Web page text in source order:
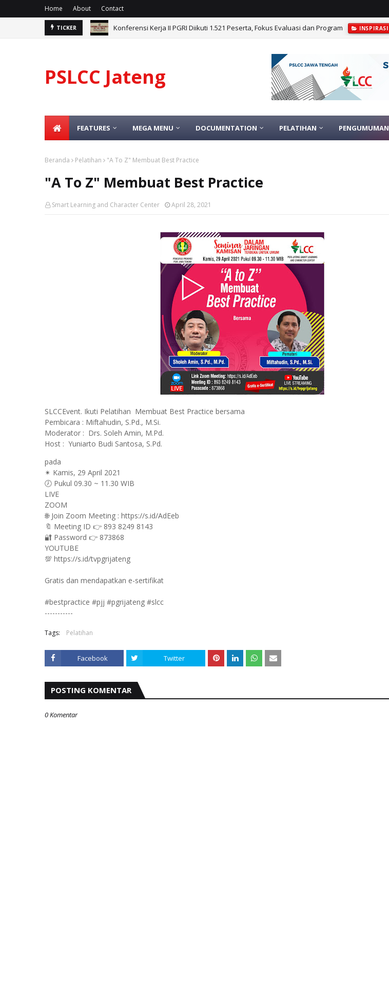
Home About Contact
TICKER Konferensi Kerja II PGRI Diikuti 1.521 Peserta, Fokus Evaluasi dan Program INSPIRASI
PSLCC Jateng
FEATURES MEGA MENU DOCUMENTATION PELATIHAN PENGUMUMAN
Beranda Pelatihan "A To Z" Membuat Best Practice
"A To Z" Membuat Best Practice
Smart Learning and Character Center April 28, 2021
SLCCEvent. Ikuti Pelatihan Membuat Best Practice bersama
Pembicara : Miftahudin, S.Pd., M.Si.
Moderator : Drs. Soleh Amin, M.Pd.
Host : Yuniarto Budi Santosa, S.Pd.
pada
✴ Kamis, 29 April 2021
🕖 Pukul 09.30 ~ 11.30 WIB
LIVE
ZOOM
🌐 Join Zoom Meeting : https://s.id/AdEeb
🔖 Meeting ID 👉 893 8249 8143
🔐 Password 👉 873868
YOUTUBE
💯 https://s.id/tvpgrijateng
Gratis dan mendapatkan e-sertifikat
#bestpractice #pjj #pgrijateng #slcc
-----------
Tags: Pelatihan
Facebook Twitter
POSTING KOMENTAR
0 Komentar